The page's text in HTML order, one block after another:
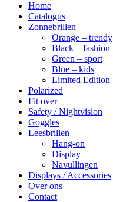
Home
Catalogus
Zonnebrillen
Orange – trendy
Black – fashion
Green – sport
Blue – kids
Limited Edition
Polarized
Fit over
Safety / Nightvision
Goggles
Leesbrillen
Hang-on
Display
Navullingen
Displays / Accessories
Over ons
Contact